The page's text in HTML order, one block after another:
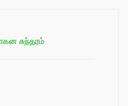
சுந்தரம்